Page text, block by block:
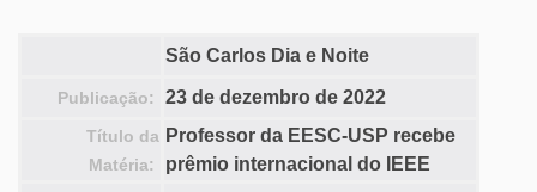
São Carlos Dia e Noite
Publicação: 23 de dezembro de 2022
Título da
Matéria:
Professor da EESC-USP recebe
prêmio internacional do IEEE